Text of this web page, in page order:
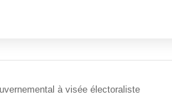
à visée électoraliste